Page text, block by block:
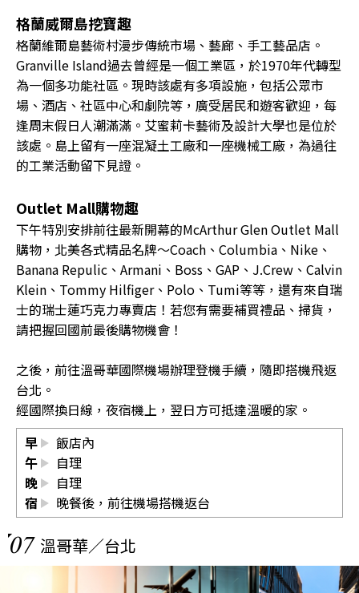
格蘭威爾島挖寶趣
格蘭維爾島藝術村漫步傳統市場、藝廊、手工藝品店。
Granville Island過去曾經是一個工業區，於1970年代轉型
為一個多功能社區。現時該處有多項設施，包括公眾市
場、酒店、社區中心和劇院等，廣受居民和遊客歡迎，每
逢周末假日人潮滿滿。艾蜜莉卡藝術及設計大學也是位於
該處。島上留有一座混凝土工廠和一座機械工廠，為過往
的工業活動留下見證。
Outlet Mall購物趣
下午特別安排前往最新開幕的McArthur Glen Outlet Mall
購物，北美各式精品名牌〜Coach、Columbia、Nike、
Banana Repulic、Armani、Boss、GAP、J.Crew、Calvin
Klein、Tommy Hilfiger、Polo、Tumi等等，還有來自瑞
士的瑞士蓮巧克力專賣店！若您有需要補買禮品、掃貨，
請把握回國前最後購物機會！
之後，前往溫哥華國際機場辦理登機手續，隨即搭機飛返
台北。
經國際換日線，夜宿機上，翌日方可抵達溫暖的家。
早
飯店內
午
自理
晚
自理
宿
晚餐後，前往機場搭機返台
07 溫哥華／台北